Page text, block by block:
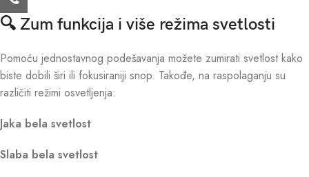
🔍 Zum funkcija i više režima svetlosti
Pomoću jednostavnog podešavanja možete zumirati svetlost kako
biste dobili širi ili fokusiraniji snop. Takođe, na raspolaganju su
različiti režimi osvetljenja:
Jaka bela svetlost
Slaba bela svetlost